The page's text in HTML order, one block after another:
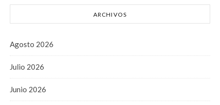
ARCHIVOS
Agosto 2026
Julio 2026
Junio 2026